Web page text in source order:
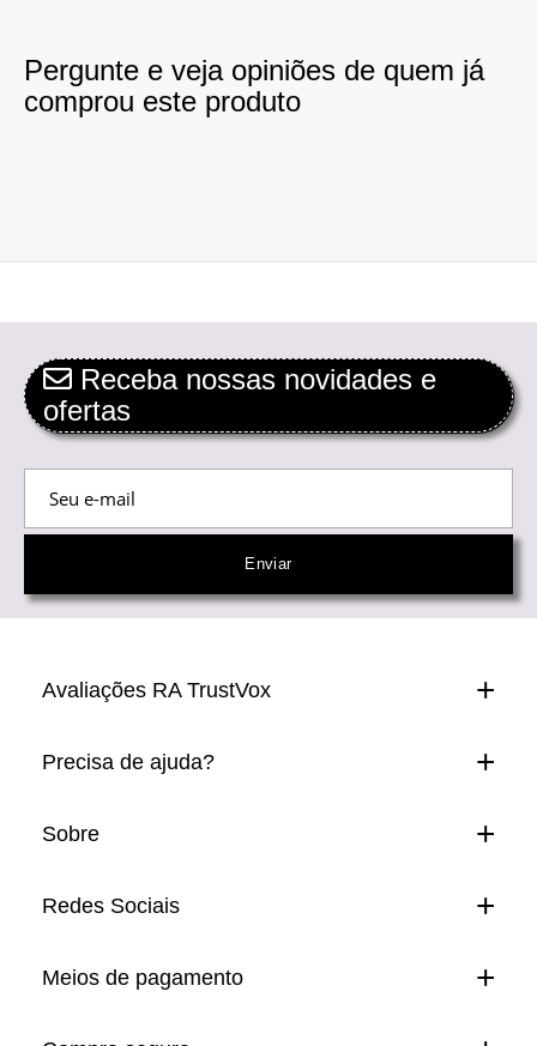
Pergunte e veja opiniões de quem já
comprou este produto
Receba nossas novidades e
ofertas
Avaliações RA TrustVox
Precisa de ajuda?
Sobre
Redes Sociais
Meios de pagamento